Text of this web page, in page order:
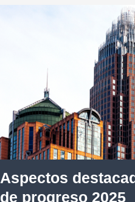
Aspectos
de progreso 2025